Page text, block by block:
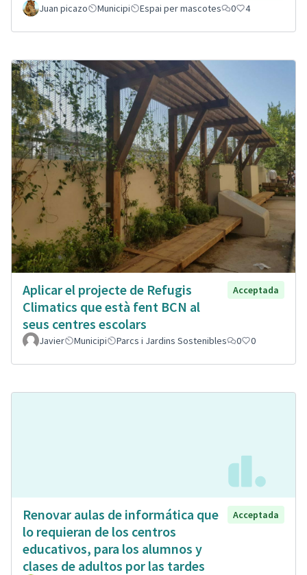
Juan picazo
Municipi Espai per mascotes 0 4
Aplicar el projecte de Refugis
Climatics que està fent BCN al
seus centres escolars
Acceptada
Javier Municipi Parcs i Jardins Sostenibles 0 0
Renovar aulas de informática que
lo requieran de los centros
educativos, para los alumnos y
clases de adultos por las tardes
Acceptada